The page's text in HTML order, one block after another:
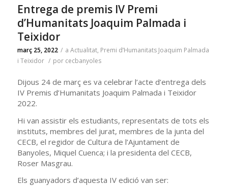
Entrega de premis IV Premi
d’Humanitats Joaquim Palmada i
Teixidor
març 25, 2022 / a Actualitat, Premi d’Humanitats Joaquim Palmada
i Teixidor / por cecbanyoles
Dijous 24 de març es va celebrar l’acte d’entrega dels
IV Premis d’Humanitats Joaquim Palmada i Teixidor
2022.
Hi van assistir els estudiants, representats de tots els
instituts, membres del jurat, membres de la junta del
CECB, el regidor de Cultura de l’Ajuntament de
Banyoles, Miquel Cuenca; i la presidenta del CECB,
Roser Masgrau.
Els guanyadors d’aquesta IV edició van ser: